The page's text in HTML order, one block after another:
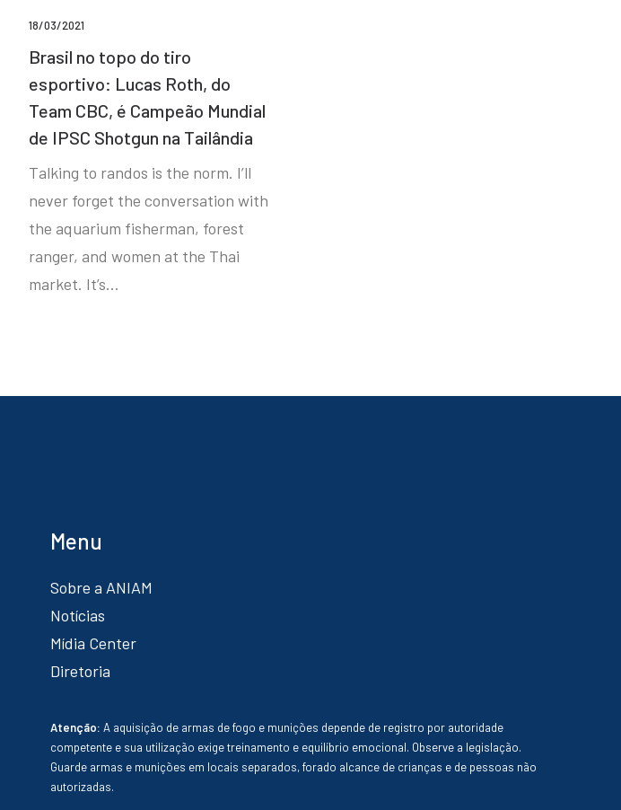
18/03/2021
Brasil no topo do tiro
esportivo: Lucas Roth, do
Team CBC, é Campeão Mundial
de IPSC Shotgun na Tailândia
Talking to randos is the norm. I’ll
never forget the conversation with
the aquarium fisherman, forest
ranger, and women at the Thai
market. It’s…
Menu
Sobre a ANIAM
Notícias
Mídia Center
Diretoria
Atenção: A aquisição de armas de fogo e munições depende de registro por autoridade
competente e sua utilização exige treinamento e equilíbrio emocional. Observe a legislação.
Guarde armas e munições em locais separados, forado alcance de crianças e de pessoas não
autorizadas.